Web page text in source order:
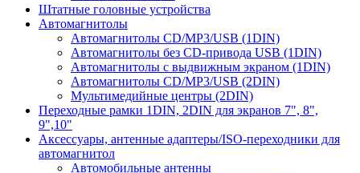
Штатные головные устройства
Автомагнитолы
Автомагнитолы CD/MP3/USB (1DIN)
Автомагнитолы без CD-привода USB (1DIN)
Автомагнитолы с выдвижным экраном (1DIN)
Автомагнитолы CD/MP3/USB (2DIN)
Мультимедийные центры (2DIN)
Переходные рамки 1DIN, 2DIN для экранов 7", 8",
9",10"
Аксессуары, антенные адаптеры/ISO-переходники для
автомагнитол
Автомобильные антенны